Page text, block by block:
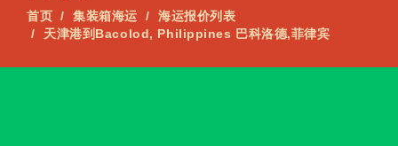
首页 集装箱海运
海运报价列表
天津港到Bacolod, Philippines 巴科洛德,菲律宾